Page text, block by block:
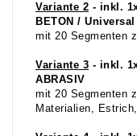
Variante 2 - inkl.
BETON / Universal
mit 20 Segmenten
Variante 3 - inkl.
ABRASIV
mit 20 Segmenten
Materialien,